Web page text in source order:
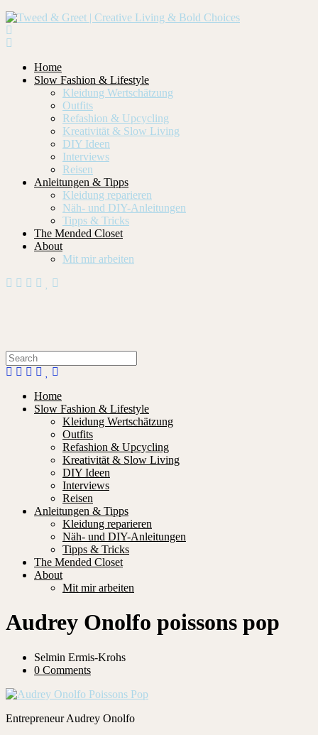
Home
Slow Fashion & Lifestyle
Kleidung Wertschätzung
Outfits
Refashion & Upcycling
Kreativität & Slow Living
DIY Ideen
Interviews
Reisen
Anleitungen & Tipps
Kleidung reparieren
Näh- und DIY-Anleitungen
Tipps & Tricks
The Mended Closet
About
Mit mir arbeiten
Home
Slow Fashion & Lifestyle
Kleidung Wertschätzung
Outfits
Refashion & Upcycling
Kreativität & Slow Living
DIY Ideen
Interviews
Reisen
Anleitungen & Tipps
Kleidung reparieren
Näh- und DIY-Anleitungen
Tipps & Tricks
The Mended Closet
About
Mit mir arbeiten
Audrey Onolfo poissons pop
Selmin Ermis-Krohs
0 Comments
Entrepreneur Audrey Onolfo